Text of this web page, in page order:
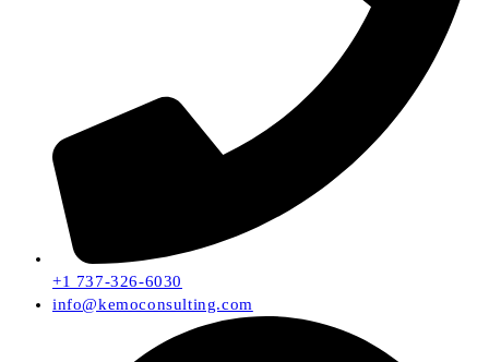
+1 737-326-6030
info@kemoconsulting.com